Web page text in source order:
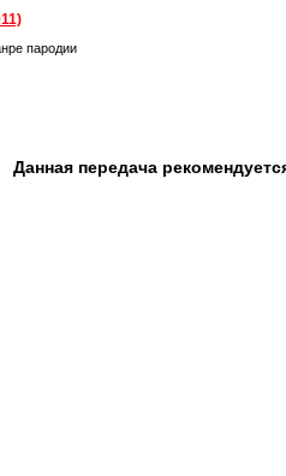
пародии
Данная передача